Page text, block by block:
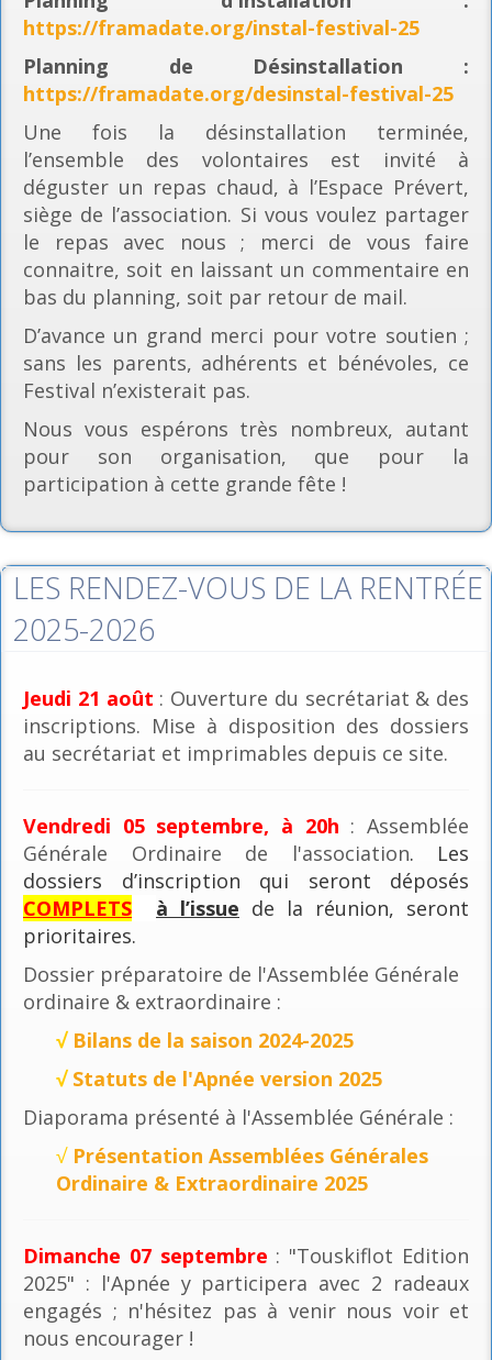
https://framadate.org/instal-festival-25
Planning de Désinstallation :
https://framadate.org/desinstal-festival-25
Une fois la désinstallation terminée,
l’ensemble des volontaires est invité à
déguster un repas chaud, à l’Espace Prévert,
siège de l’association. Si vous voulez partager
le repas avec nous ; merci de vous faire
connaitre, soit en laissant un commentaire en
bas du planning, soit par retour de mail.
D’avance un grand merci pour votre soutien ;
sans les parents, adhérents et bénévoles, ce
Festival n’existerait pas.
Nous vous espérons très nombreux, autant
pour son organisation, que pour la
participation à cette grande fête !
LES RENDEZ-VOUS DE LA RENTRÉE
2025-2026
Jeudi 21 août : Ouverture du secrétariat & des
inscriptions. Mise à disposition des dossiers
au secrétariat et imprimables depuis ce site.
Vendredi 05 septembre, à 20h : Assemblée
Générale Ordinaire de l'association. Les
dossiers d’inscription qui seront déposés
COMPLETS
à l’issue de la réunion, seront
prioritaires.
Dossier préparatoire de l'Assemblée Générale
ordinaire & extraordinaire :
√ Bilans de la saison 2024-2025
√ Statuts de l'Apnée version 2025
Diaporama présenté à l'Assemblée Générale :
√ Présentation Assemblées Générales
Ordinaire & Extraordinaire 2025
Dimanche 07 septembre : "Touskiflot Edition
2025" : l'Apnée y participera avec 2 radeaux
engagés ; n'hésitez pas à venir nous voir et
nous encourager !